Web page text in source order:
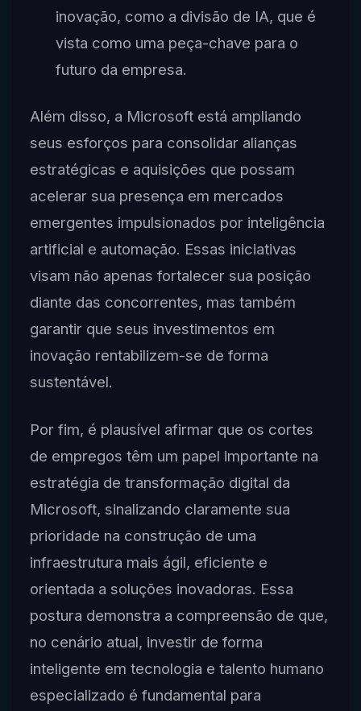
inovação, como a divisão de IA, que é
vista como uma peça-chave para o
futuro da empresa.
Além disso, a Microsoft está ampliando
seus esforços para consolidar alianças
estratégicas e aquisições que possam
acelerar sua presença em mercados
emergentes impulsionados por inteligência
artificial e automação. Essas iniciativas
visam não apenas fortalecer sua posição
diante das concorrentes, mas também
garantir que seus investimentos em
inovação rentabilizem-se de forma
sustentável.
Por fim, é plausível afirmar que os cortes
de empregos têm um papel importante na
estratégia de transformação digital da
Microsoft, sinalizando claramente sua
prioridade na construção de uma
infraestrutura mais ágil, eficiente e
orientada a soluções inovadoras. Essa
postura demonstra a compreensão de que,
no cenário atual, investir de forma
inteligente em tecnologia e talento humano
especializado é fundamental para